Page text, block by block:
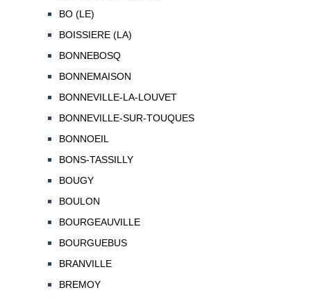
BO (LE)
BOISSIERE (LA)
BONNEBOSQ
BONNEMAISON
BONNEVILLE-LA-LOUVET
BONNEVILLE-SUR-TOUQUES
BONNOEIL
BONS-TASSILLY
BOUGY
BOULON
BOURGEAUVILLE
BOURGUEBUS
BRANVILLE
BREMOY